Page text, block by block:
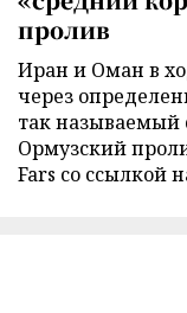
пролив
Иран и Оман в
через
так называемый
Ормузский
Fars со ссылкой